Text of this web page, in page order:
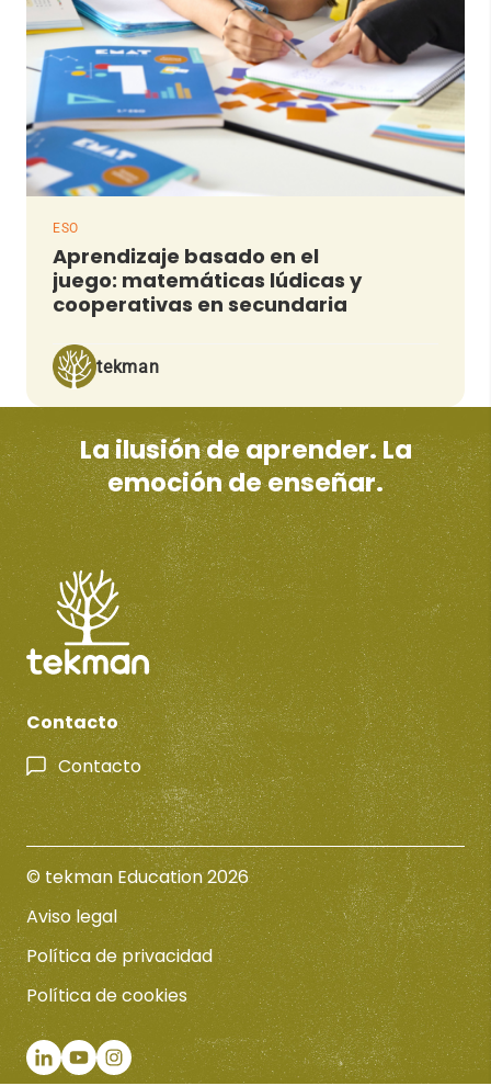
ESO
Aprendizaje basado en el
juego: matemáticas lúdicas y
cooperativas en secundaria
tekman
La ilusión de aprender. La
emoción de enseñar.
Contacto
Contacto
© tekman Education 2026
Aviso legal
Política de privacidad
Política de cookies